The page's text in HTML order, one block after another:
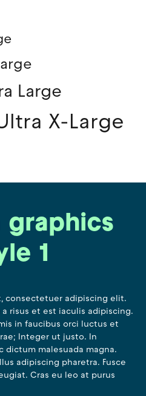
Large
X-Large
1
consectetuer adipiscing elit.
risus et est iaculis adipiscing.
in faucibus orci luctus et
Integer ut justo. In
dictum malesuada magna.
adipiscing pharetra. Fusce
Cras eu leo at purus